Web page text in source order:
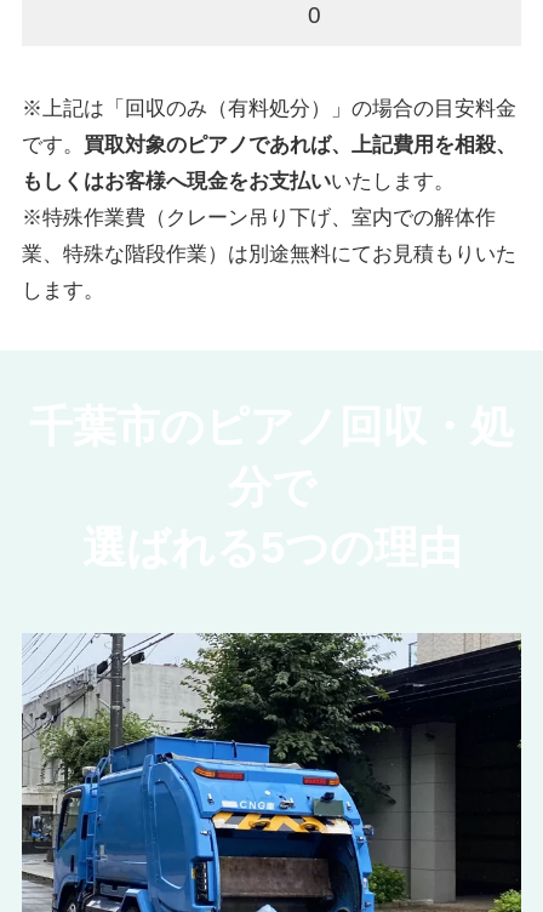
0
※上記は「回収のみ（有料処分）」の場合の目安料金
です。 買取対象のピアノであれば、上記費用を相殺、
もしくはお客様へ現金をお支払いいたします。
※特殊作業費（クレーン吊り下げ、室内での解体作
業、特殊な階段作業）は別途無料にてお見積もりいた
します。